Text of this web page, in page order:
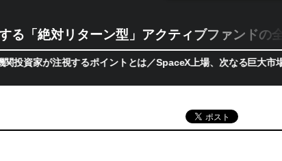
る「絶対リターン型」アクティブファンドの
注視するポイントとは／SpaceX上場、次なる巨大市場は「